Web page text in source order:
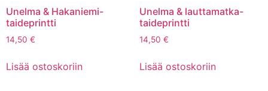
Unelma & Hakaniemi-
taideprintti
14,50 €
Lisää ostoskoriin
Unelma & lauttamatka-
taideprintti
14,50 €
Lisää ostoskoriin